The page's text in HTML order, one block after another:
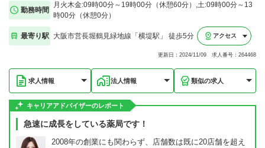
勤務時間
月火木金:09時00分～19時00分（休憩60分）,土:09時00分～13
時00分（休憩0分）
最寄り駅 大阪市営長堀鶴見緑地線「横堤駅」 徒歩5分 アクセス
更新日：2024/11/09 求人番号：264468
求人情報 法人情報 類似の求人
キャリアアドバイザーのレポート
急速に成長をしている薬局です！
2008年の創業にも関わらず、店舗数は既に20店舗を超え